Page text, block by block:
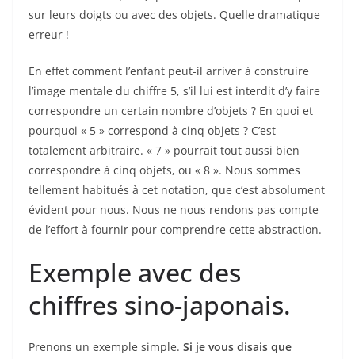
sur leurs doigts ou avec des objets. Quelle dramatique
erreur !
En effet comment l’enfant peut-il arriver à construire
l’image mentale du chiffre 5, s’il lui est interdit d’y faire
correspondre un certain nombre d’objets ? En quoi et
pourquoi « 5 » correspond à cinq objets ? C’est
totalement arbitraire. « 7 » pourrait tout aussi bien
correspondre à cinq objets, ou « 8 ». Nous sommes
tellement habitués à cet notation, que c’est absolument
évident pour nous. Nous ne nous rendons pas compte
de l’effort à fournir pour comprendre cette abstraction.
Exemple avec des
chiffres sino-japonais.
Prenons un exemple simple. Si je vous disais que